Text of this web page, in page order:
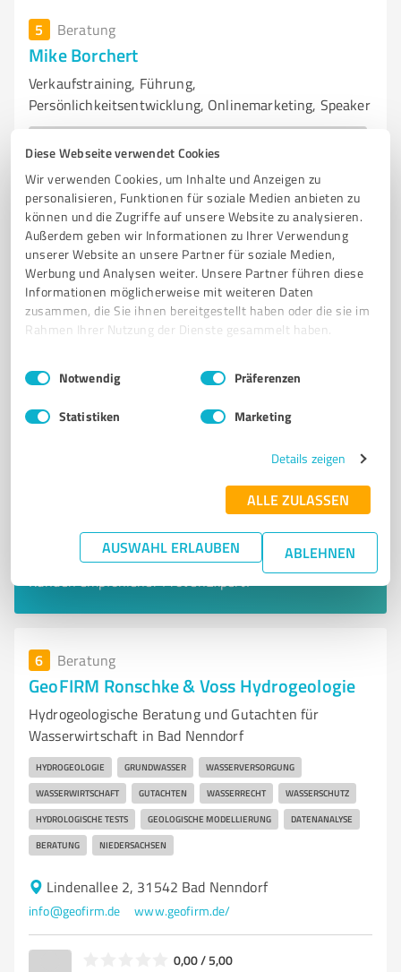
Diese Webseite verwendet Cookies
Wir verwenden Cookies, um Inhalte und Anzeigen zu
personalisieren, Funktionen für soziale Medien anbieten zu
können und die Zugriffe auf unsere Website zu analysieren.
Außerdem geben wir Informationen zu Ihrer Verwendung
unserer Website an unsere Partner für soziale Medien,
Werbung und Analysen weiter. Unsere Partner führen diese
Informationen möglicherweise mit weiteren Daten
zusammen, die Sie ihnen bereitgestellt haben oder die sie im
Rahmen Ihrer Nutzung der Dienste gesammelt haben.
Impressum Datenschutzbestimmungen
Einwilligungsauswahl
Notwendig Präferenzen
Statistiken Marketing
Details zeigen
ALLE ZULASSEN
AUSWAHL ERLAUBEN ABLEHNEN
5 Beratung
Mike Borchert
Verkaufstraining, Führung,
Persönlichkeitsentwicklung, Onlinemarketing, Speaker
SEO
Wunstorferstr. 7, 30926 Seelze
Tel. 0175 – 2237924
info@onseo.de
www.mike-borchert.de
2 Bewertungen
von 160 veröffentlicht
Sie möchten auch hier gelistet werden?
Registrieren Sie sich jetzt und werden Sie ein von
Kunden empfohlener ProvenExpert!
6 Beratung
GeoFIRM Ronschke & Voss Hydrogeologie
Hydrogeologische Beratung und Gutachten für
Wasserwirtschaft in Bad Nenndorf
HYDROGEOLOGIE GRUNDWASSER WASSERVERSORGUNG
WASSERWIRTSCHAFT GUTACHTEN WASSERRECHT WASSERSCHUTZ
HYDROLOGISCHE TESTS GEOLOGISCHE MODELLIERUNG DATENANALYSE
BERATUNG NIEDERSACHSEN
Lindenallee 2, 31542 Bad Nenndorf
info@geofirm.de www.geofirm.de/
0,00 / 5,00